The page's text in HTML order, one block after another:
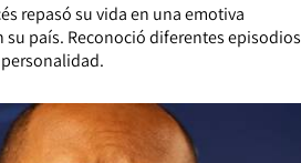
repasó su vida en una emotiva
país. Reconoció diferentes episodios